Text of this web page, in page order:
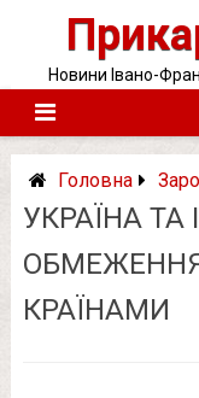
Новини Івано-
Головна
УКРАЇНА ТА
КРАЇНАМИ